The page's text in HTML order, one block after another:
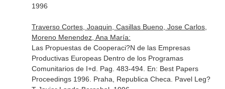
1996
Traverso Cortes, Joaquin, Casillas Bueno, Jose Carlos,
Moreno Menendez, Ana María:
Las Propuestas de Cooperaci?N de las Empresas
Productivas Europeas Dentro de los Programas
Comunitarios de I+d. Pag. 483-494. En: Best Papers
Proceedings 1996 . Praha, Republica Checa. Pavel Leg?